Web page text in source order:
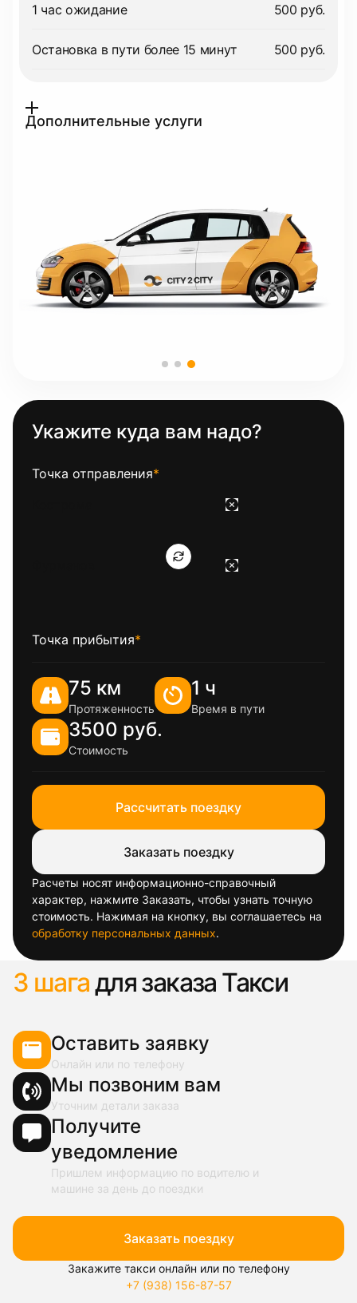
1 час ожидание 500 руб.
Остановка в пути более 15 минут 500 руб.
Дополнительные услуги
Укажите куда вам надо?
Точка отправления*
Точка прибытия*
75 км
Протяженность
1 ч
Время в пути
3500 руб.
Стоимость
Рассчитать поездку
Заказать поездку
Расчеты носят информационно-справочный
характер, нажмите Заказать, чтобы узнать точную
стоимость. Нажимая на кнопку, вы соглашаетесь на
обработку персональных данных.
3 шагадля заказа Такси
Оставить заявку
Онлайн или по телефону
Мы позвоним вам
Уточним детали заказа
Получите
уведомление
Пришлем информацию по водителю и
машине за день до поездки
Заказать поездку
Закажите такси онлайн или по телефону
+7 (938) 156-87-57